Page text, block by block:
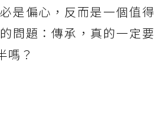
是偏心，反而是一個值得
問題：傳承，真的一定要
嗎？